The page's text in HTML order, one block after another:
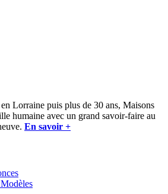
Lorraine puis plus de 30 ans, Maisons
humaine avec un grand savoir-faire au
En savoir +